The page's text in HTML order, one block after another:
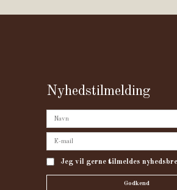
Nyhedstilmelding
Jeg vil gerne tilmeldes
Godkend